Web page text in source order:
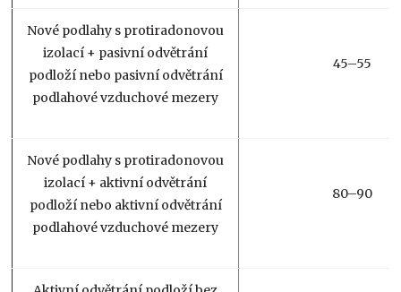
Nové podlahy s protiradonovou
izolací + pasivní odvětrání
podloží nebo pasivní odvětrání
podlahové vzduchové mezery
45–55
Nové podlahy s protiradonovou
izolací + aktivní odvětrání
podloží nebo aktivní odvětrání
podlahové vzduchové mezery
80–90